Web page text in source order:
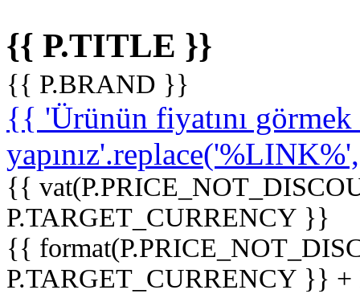
{{ P.TITLE }}
{{ P.BRAND }}
{{ 'Ürünün fiyatını
{{
P.TARGET_CURRENCY }}
{{
P.TARGET_CURRENCY }}